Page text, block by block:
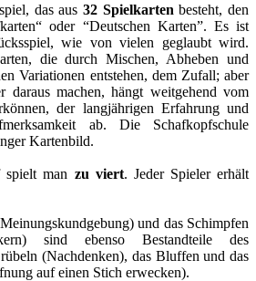
das aus 32 Spielkarten besteht, den
oder “Deutschen Karten”. Es ist
wie von vielen geglaubt wird.
die durch Mischen, Abheben und
Variationen entstehen, dem Zufall; aber
daraus machen, hängt weitgehend vom
der langjährigen Erfahrung und
ab. Die Schafkopfschule
Kartenbild.
spielt man zu viert. Jeder Spieler erhält
und das Schimpfen
sind ebenso Bestandteile des
(Nachdenken), das Bluffen und das
auf einen Stich erwecken).